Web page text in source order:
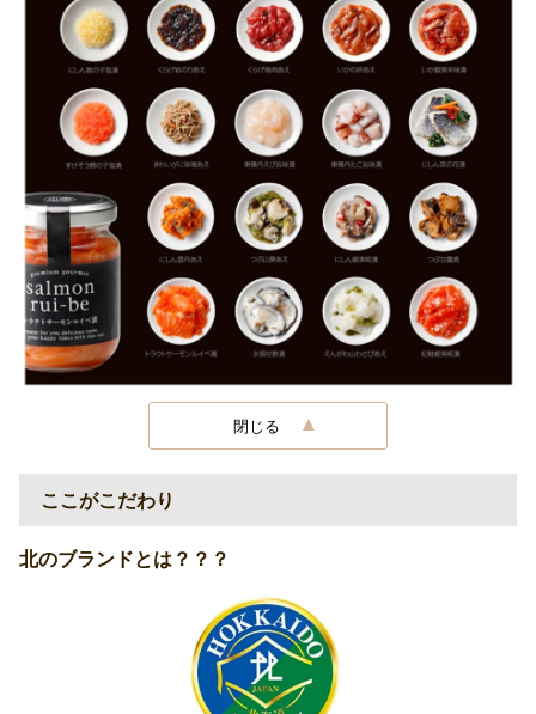
閉じる
ここがこだわり
北のブランドとは？？？